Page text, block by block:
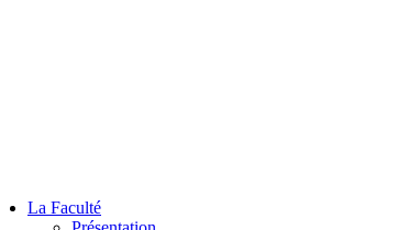
La Faculté